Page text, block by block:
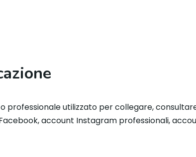
utilizzato per collegare,
account Instagram professionali,